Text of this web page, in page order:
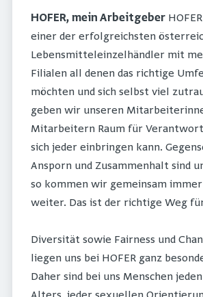
HOFER, mein Arbeitgeber
einer der erfolgreichsten
Lebensmitteleinzelhändler mit
Filialen all denen das richtige
möchten und sich selbst viel
geben wir unseren
Mitarbeitern Raum für
sich jeder einbringen kann.
Ansporn und Zusammenhalt sind
so kommen wir gemeinsam
weiter. Das ist der richtige Weg
Diversität sowie Fairness und
liegen uns bei HOFER ganz
Daher sind bei uns Menschen